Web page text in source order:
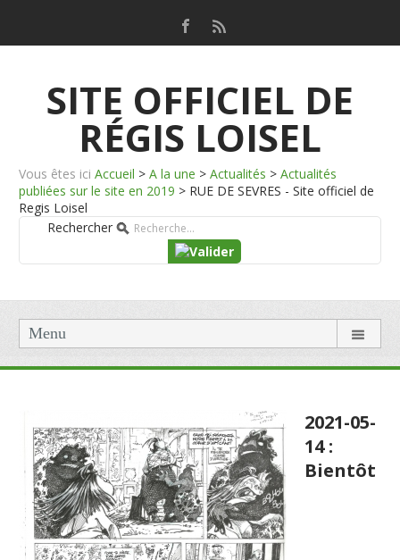
SITE OFFICIEL DE
RÉGIS LOISEL
Vous êtes ici Accueil > A la une > Actualités > Actualités
publiées sur le site en 2019 > RUE DE SEVRES - Site officiel de
Regis Loisel
Rechercher
Menu
2021-05-
14 :
Bientôt